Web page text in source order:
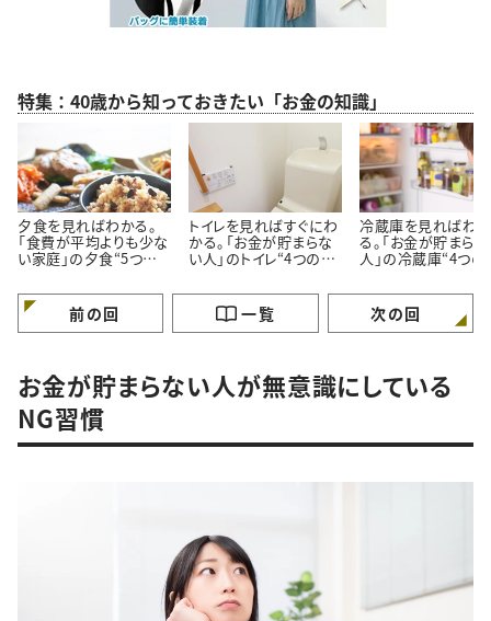
特集：40歳から知っておきたい「お金の知識」
夕食を見ればわかる。
「食費が平均よりも少な
い家庭」の夕食“5つの
トイレを見ればすぐにわ
かる。「お金が貯まらな
い人」のトイレ“4つの特
冷蔵庫を見ればわか
る。「お金が貯まら
人」の冷蔵庫“4つの
前の回 一覧 次の回
お金が貯まらない人が無意識にしている
NG習慣